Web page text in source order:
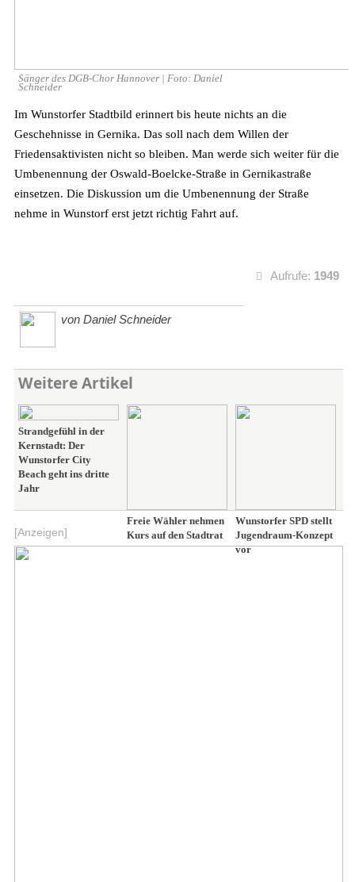
Sänger des DGB-Chor Hannover | Foto: Daniel
Schneider
Im Wunstorfer Stadtbild erinnert bis heute nichts an die
Geschehnisse in Gernika. Das soll nach dem Willen der
Friedensaktivisten nicht so bleiben. Man werde sich weiter für die
Umbenennung der Oswald-Boelcke-Straße in Gernikastraße
einsetzen. Die Diskussion um die Umbenennung der Straße
nehme in Wunstorf erst jetzt richtig Fahrt auf.
Aufrufe: 1949
von Daniel Schneider
Weitere Artikel
Strandgefühl in der
Kernstadt: Der
Wunstorfer City
Beach geht ins dritte
Jahr
Freie Wähler nehmen
Kurs auf den Stadtrat
Wunstorfer SPD stellt
Jugendraum-Konzept
vor
[Anzeigen]